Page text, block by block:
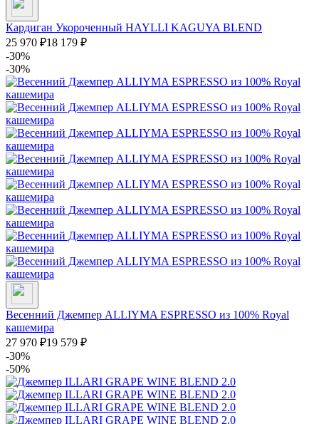
Кардиган Укороченный HAYLLI KAGUYA BLEND
25 970 ₽18 179 ₽
-30%
-30%
Весенний Джемпер ALLIYMA ESPRESSO из 100% Royal
кашемира
27 970 ₽19 579 ₽
-30%
-50%